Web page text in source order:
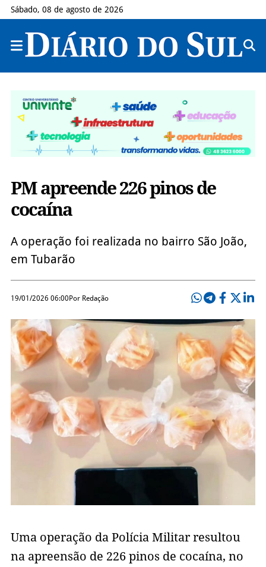
Sábado, 08 de agosto de 2026
PM apreende 226 pinos de
cocaína
A operação foi realizada no bairro São João,
em Tubarão
19/01/2026 06:00Por Redação
Uma operação da Polícia Militar resultou
na apreensão de 226 pinos de cocaína, no